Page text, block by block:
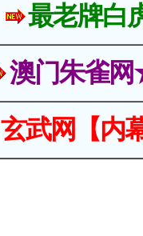
最老牌白
澳门朱雀
玄武网【内